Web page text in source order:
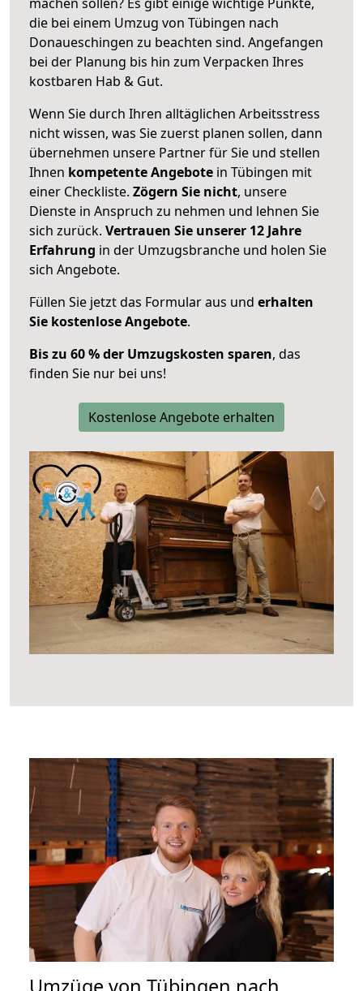
die bei einem Umzug von Tübingen nach
Donaueschingen zu beachten sind. Angefangen
bei der Planung bis hin zum Verpacken Ihres
kostbaren Hab & Gut.
Wenn Sie durch Ihren alltäglichen Arbeitsstress
nicht wissen, was Sie zuerst planen sollen, dann
übernehmen unsere Partner für Sie und stellen
Ihnen kompetente Angebote in Tübingen mit
einer Checkliste. Zögern Sie nicht, unsere
Dienste in Anspruch zu nehmen und lehnen Sie
sich zurück. Vertrauen Sie unserer 12 Jahre
Erfahrung in der Umzugsbranche und holen Sie
sich Angebote.
Füllen Sie jetzt das Formular aus und erhalten
Sie kostenlose Angebote.
Bis zu 60 % der Umzugskosten sparen, das
finden Sie nur bei uns!
Kostenlose Angebote erhalten